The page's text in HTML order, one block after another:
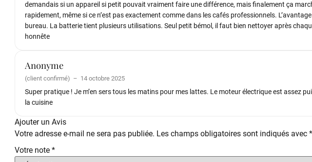
demandais si un appareil si petit pouvait vraiment faire une différence, mais finalement ça
rapidement, même si ce n’est pas exactement comme dans les cafés professionnels.
bureau. La batterie tient plusieurs utilisations. Seul petit bémol, il faut bien nettoyer après
honnête
Anonyme
(client confirmé) – 14 octobre 2025
Super pratique ! Je m’en sers tous les matins pour mes lattes. Le moteur électrique est assez
la cuisine
Ajouter un Avis
Votre adresse e-mail ne sera pas publiée. Les champs obligatoires sont indiqués avec *
Votre note *